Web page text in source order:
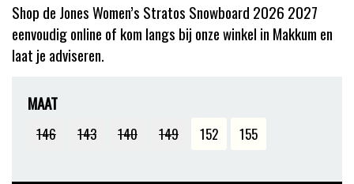
Shop de Jones Women’s Stratos Snowboard 2026 2027
eenvoudig online of kom langs bij onze winkel in Makkum en
laat je adviseren.
MAAT
146 143 140 149 152 155